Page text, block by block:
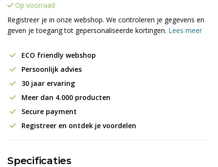
Op voorraad
Registreer je in onze webshop. We controleren je gegevens en
geven je toegang tot gepersonaliseerde kortingen. Lees meer
ECO friendly webshop
Persoonlijk advies
30 jaar ervaring
Meer dan 4.000 producten
Secure payment
Registreer en ontdek je voordelen
Specificaties